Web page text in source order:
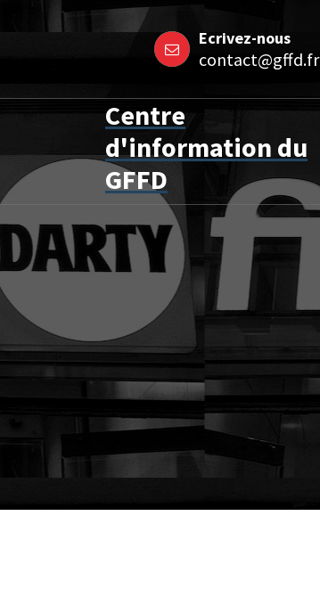
Ecrivez-nous
contact@gffd.fr
Centre
d'information du
GFFD